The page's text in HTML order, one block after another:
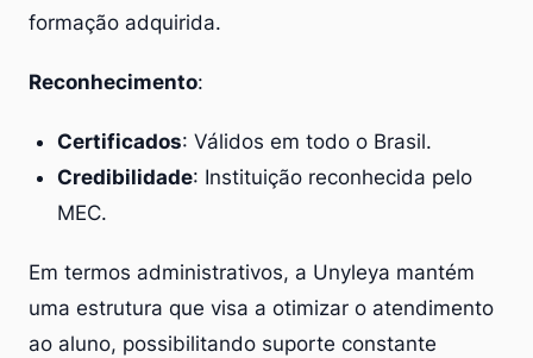
formação adquirida.
Reconhecimento:
Certificados: Válidos em todo o Brasil.
Credibilidade: Instituição reconhecida pelo
MEC.
Em termos administrativos, a Unyleya mantém
uma estrutura que visa a otimizar o atendimento
ao aluno, possibilitando suporte constante